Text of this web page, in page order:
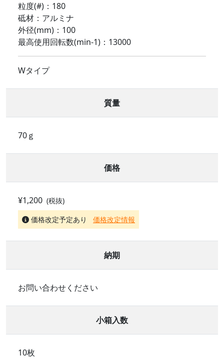
粒度(#)：180
砥材：アルミナ
外径(mm)：100
最高使用回転数(min-1)：13000
Wタイプ
質量
70ｇ
価格
¥1,200 (税抜)
価格改定予定あり
価格改定情報
納期
お問い合わせください
小箱入数
10枚